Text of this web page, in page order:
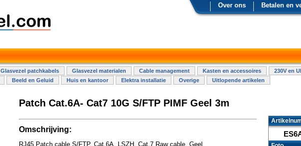
Betalen en
Over ons
Glasvezel patchkabels Glasvezel materialen Cable management Kasten en accessoires 230V en
Beeld en Geluid Huis en kantoor Elektra installatie Overige Uitlopende artikelen
Patch Cat.6A- Cat7 10G S/FTP PIMF Geel 3m
Omschrijving:
RJ45 Patch cable S/FTP, Cat.6A, LSZH, Cat.7 Raw cable, Geel